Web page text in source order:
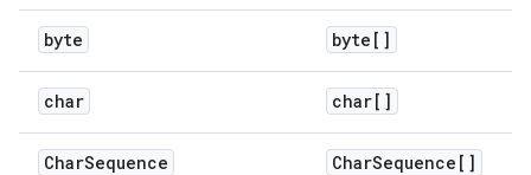
byte byte[]
char char[]
CharSequence CharSequence[]